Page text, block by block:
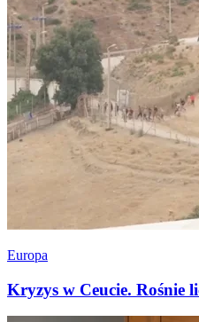
Europa
Kryzys w Ceucie. Rośnie